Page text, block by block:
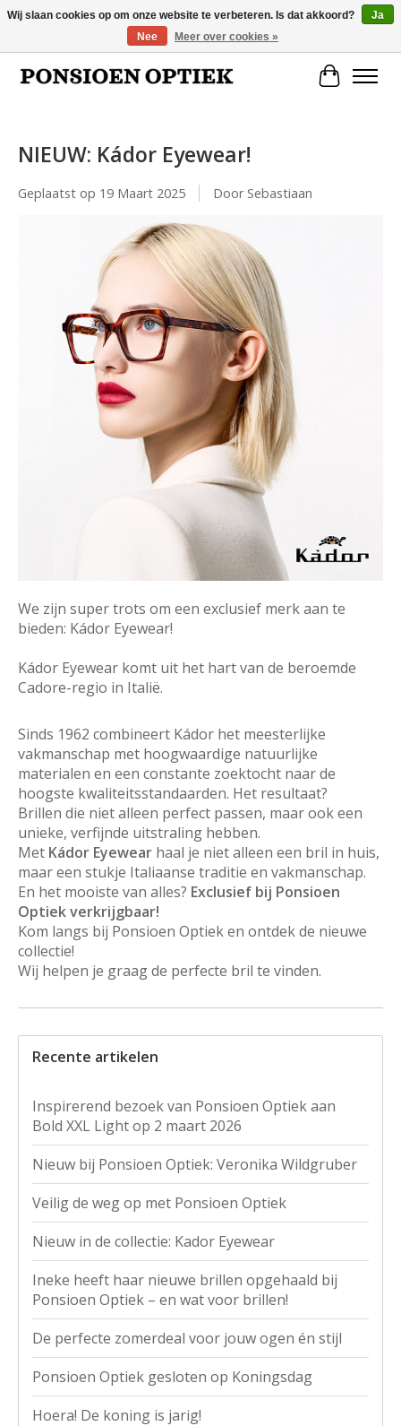
Openingstijden: dinsdag, donderdag, vrijdag, zaterdag van 10.00 t/m 17.00 uur
NIEUW: Kádor Eyewear!
Geplaatst op 19 Maart 2025 Door Sebastiaan
We zijn super trots om een exclusief merk aan te
bieden: Kádor Eyewear!
Kádor Eyewear komt uit het hart van de beroemde
Cadore-regio in Italië.
Sinds 1962 combineert Kádor het meesterlijke
vakmanschap met hoogwaardige natuurlijke
materialen en een constante zoektocht naar de
hoogste kwaliteitsstandaarden. Het resultaat?
Brillen die niet alleen perfect passen, maar ook een
unieke, verfijnde uitstraling hebben.
Met Kádor Eyewear haal je niet alleen een bril in huis,
maar een stukje Italiaanse traditie en vakmanschap.
En het mooiste van alles? Exclusief bij Ponsioen
Optiek verkrijgbaar!
Kom langs bij Ponsioen Optiek en ontdek de nieuwe
collectie!
Wij helpen je graag de perfecte bril te vinden.
Recente artikelen
Inspirerend bezoek van Ponsioen Optiek aan
Bold XXL Light op 2 maart 2026
Nieuw bij Ponsioen Optiek: Veronika Wildgruber
Veilig de weg op met Ponsioen Optiek
Nieuw in de collectie: Kador Eyewear
Ineke heeft haar nieuwe brillen opgehaald bij
Ponsioen Optiek – en wat voor brillen!
De perfecte zomerdeal voor jouw ogen én stijl
Ponsioen Optiek gesloten op Koningsdag
Hoera! De koning is jarig!
Wij slaan cookies op om onze website te verbeteren. Is dat akkoord?
Ja
Nee
Meer over cookies »